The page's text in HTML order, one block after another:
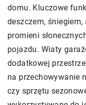
domu. Kluczowe
deszczem,
promieni
pojazdu. Wiaty
dodatkowej
na przechowywanie
czy sprzętu